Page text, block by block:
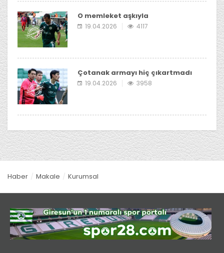
O memleket aşkıyla
19.04.2026 4117
Çotanak armayı hiç çıkartmadı
19.04.2026 3958
Haber Makale Kurumsal